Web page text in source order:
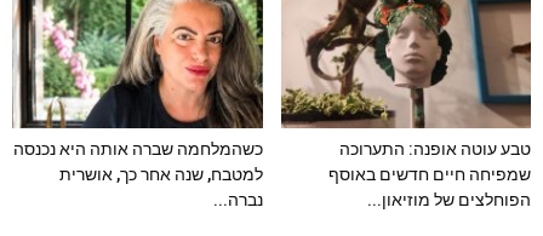
טבע עוטה אופנה: התערוכה
שמפיחה חיים חדשים באוסף
הפוחלצים של מוזיאון...
כשהמלחמה שברה אותה היא נכנסה
למטבח, שנה אחר כך, אושרית
נברה...